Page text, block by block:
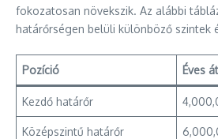
fokozatosan növekszik. Az alábbi
határőrségen belüli különböző szintek
Pozíció Éves
Kezdő határőr
Középszintű határőr